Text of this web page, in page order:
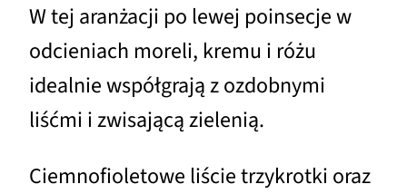
W tej aranżacji po lewej poinsecje w
odcieniach moreli, kremu i różu
idealnie współgrają z ozdobnymi
liśćmi i zwisającą zielenią.
Ciemnofioletowe liście trzykrotki oraz